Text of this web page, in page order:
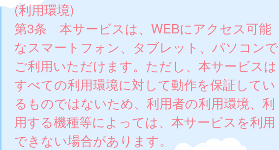
(利用環境)
第3条 本サービスは、WEBにアクセス可能
なスマートフォン、タブレット、パソコンで
ご利用いただけます。ただし、本サービスは
すべての利用環境に対して動作を保証してい
るものではないため、利用者の利用環境、利
用する機種等によっては、本サービスを利用
できない場合があります。